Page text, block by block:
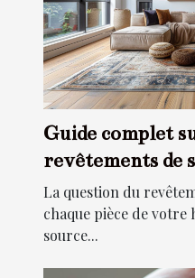
Guide complet
revêtements de
pièce
La question du
chaque pièce de votre
source...